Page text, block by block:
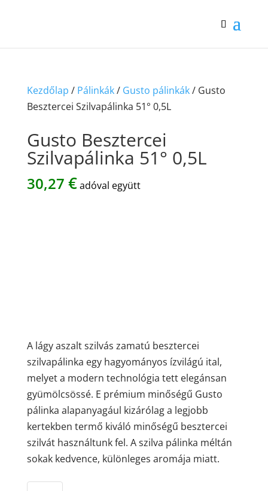
Kezdőlap / Pálinkák/ Gusto pálinkák/ Gusto
Besztercei Szilvapálinka 51° 0,5L
Gusto Besztercei
Szilvapálinka 51° 0,5L
30,27 €adóval együtt
A lágy aszalt szilvás zamatú besztercei
szilvapálinka egy hagyományos ízvilágú ital,
melyet a modern technológia tett elegánsan
gyümölcsössé. E prémium minőségű Gusto
pálinka alapanyagául kizárólag a legjobb
kertekben termő kiváló minőségű besztercei
szilvát használtunk fel. A szilva pálinka méltán
sokak kedvence, különleges aromája miatt.